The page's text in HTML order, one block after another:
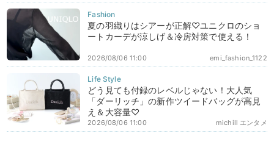
夏の羽織りはシアーが正解♡ユニクロのショ
ートカーデが涼しげ＆冷房対策で使える！
emi_fashion_1122
2026/08/06 11:00
どう見ても付録のレベルじゃない！大人気
「ダーリッチ」の新作ツイードバッグが高見
え＆大容量♡
michill エンタメ
2026/08/06 11:00